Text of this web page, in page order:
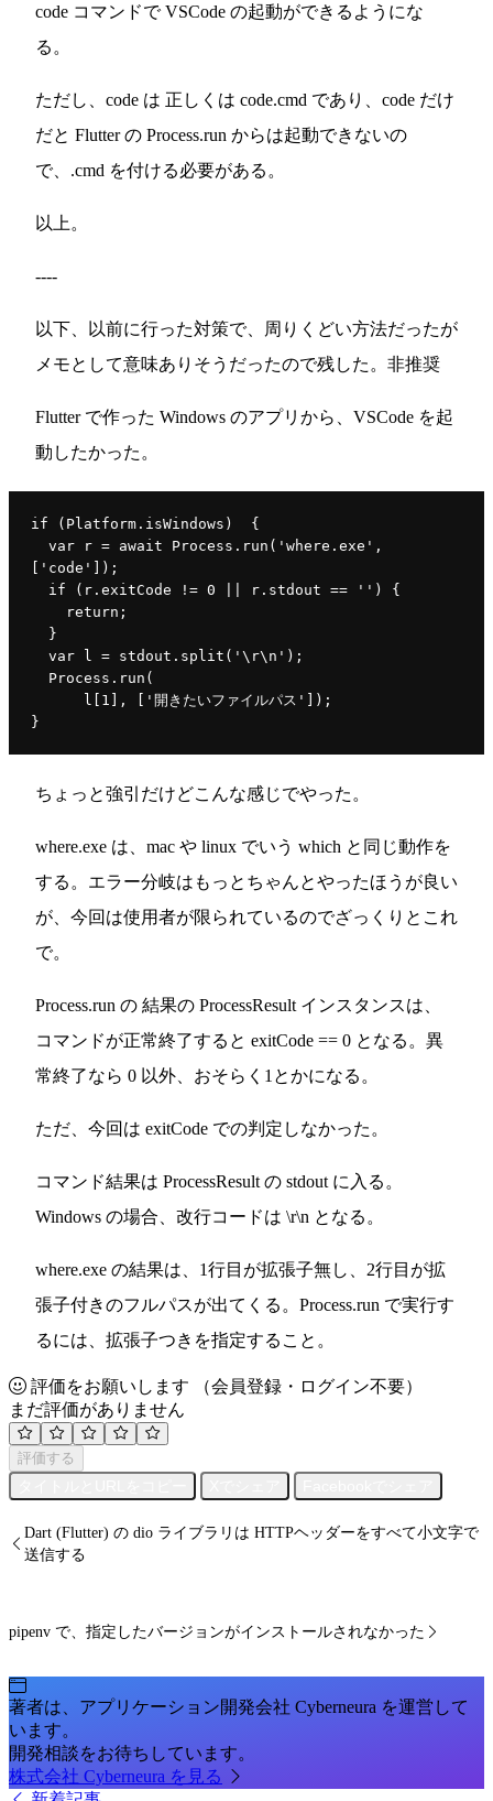
code コマンドで VSCode の起動ができるようにな
る。
ただし、code は 正しくは code.cmd であり、code だけ
だと Flutter の Process.run からは起動できないの
で、.cmd を付ける必要がある。
以上。
----
以下、以前に行った対策で、周りくどい方法だったが
メモとして意味ありそうだったので残した。非推奨
Flutter で作った Windows のアプリから、VSCode を起
動したかった。
if (Platform. isWindows )  {
var
r = await Process. run ( 'where.exe'
'code' ]) ;
  if
(r.exitCode != 0 || r. stdout == '' ) {
return;
}
var
l = stdout.split( ' \r\n ' ) ;
Process. run (
      l[
1 , ['開きたいファイルパス']) ;
}
ちょっと強引だけどこんな感じでやった。
where.exe は、mac や linux でいう which と同じ動作を
する。エラー分岐はもっとちゃんとやったほうが良い
が、今回は使用者が限られているのでざっくりとこれ
で。
Process.run の 結果の ProcessResult インスタンスは、
コマンドが正常終了すると exitCode == 0 となる。異
常終了なら 0 以外、おそらく1とかになる。
ただ、今回は exitCode での判定しなかった。
コマンド結果は ProcessResult の stdout に入る。
Windows の場合、改行コードは \r\n となる。
where.exe の結果は、1行目が拡張子無し、2行目が拡
張子付きのフルパスが出てくる。Process.run で実行す
るには、拡張子つきを指定すること。
評価をお願いします
（会員登録・ログイン不要）
まだ評価がありません
評価する
Dart (Flutter) の dio ライブラリは HTTPヘッダーをすべて小文字で
送信する
pipenv で、指定したバージョンがインストールされなかった
著者は、アプリケーション開発会社 Cyberneura を運営して
います。
開発相談をお待ちしています。
株式会社 Cyberneura を見る